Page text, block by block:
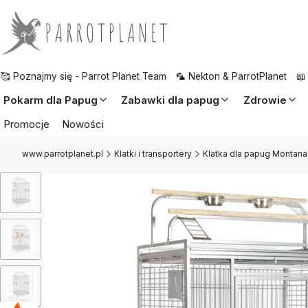
🥰 Poznajmy się - Parrot Planet Team 🦜 Nekton & ParrotPlanet 📖
Pokarm dla Papug Zabawki dla papug
Zdrowie
Promocje
Nowości
www.parrotplanet.pl Klatki i transportery Klatka dla papug